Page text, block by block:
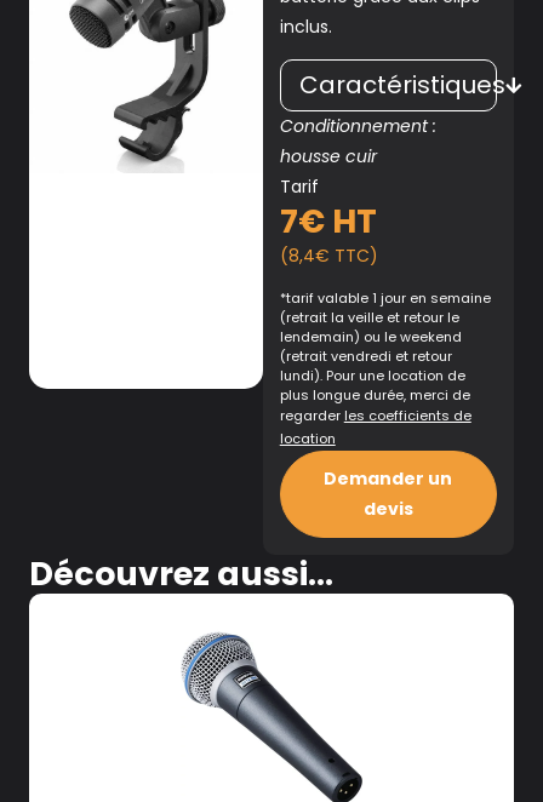
inclus.
Caractéristiques
Conditionnement :
housse cuir
Tarif
7€ HT
(8,4€ TTC)
*tarif valable 1 jour en semaine
(retrait la veille et retour le
lendemain) ou le weekend
(retrait vendredi et retour
lundi). Pour une location de
plus longue durée, merci de
regarder les coefficients de
location
Demander un
devis
Découvrez aussi...